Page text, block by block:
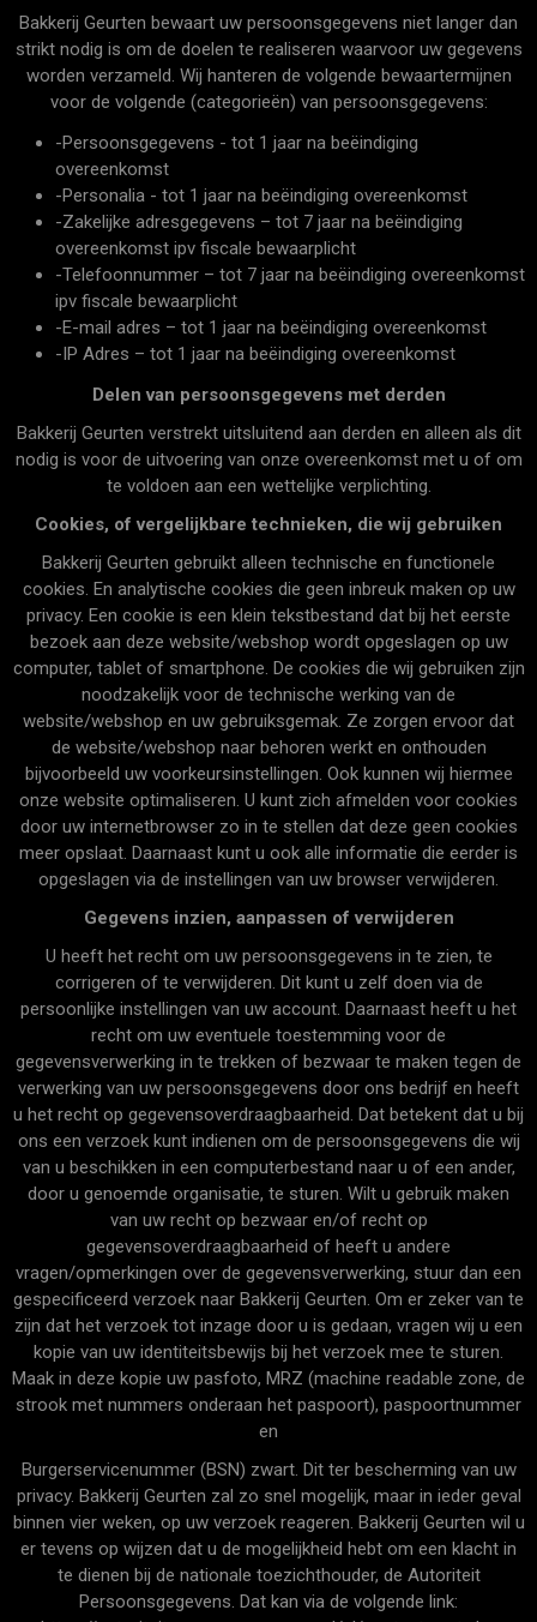
Bakkerij Geurten bewaart uw persoonsgegevens niet langer dan
strikt nodig is om de doelen te realiseren waarvoor uw gegevens
worden verzameld. Wij hanteren de volgende bewaartermijnen
voor de volgende (categorieën) van persoonsgegevens:
-Persoonsgegevens - tot 1 jaar na beëindiging
overeenkomst
-Personalia - tot 1 jaar na beëindiging overeenkomst
-Zakelijke adresgegevens – tot 7 jaar na beëindiging
overeenkomst ipv fiscale bewaarplicht
-Telefoonnummer – tot 7 jaar na beëindiging overeenkomst
ipv fiscale bewaarplicht
-E-mail adres – tot 1 jaar na beëindiging overeenkomst
-IP Adres – tot 1 jaar na beëindiging overeenkomst
Delen van persoonsgegevens met derden
Bakkerij Geurten verstrekt uitsluitend aan derden en alleen als dit
nodig is voor de uitvoering van onze overeenkomst met u of om
te voldoen aan een wettelijke verplichting.
Cookies, of vergelijkbare technieken, die wij gebruiken
Bakkerij Geurten gebruikt alleen technische en functionele
cookies. En analytische cookies die geen inbreuk maken op uw
privacy. Een cookie is een klein tekstbestand dat bij het eerste
bezoek aan deze website/webshop wordt opgeslagen op uw
computer, tablet of smartphone. De cookies die wij gebruiken zijn
noodzakelijk voor de technische werking van de
website/webshop en uw gebruiksgemak. Ze zorgen ervoor dat
de website/webshop naar behoren werkt en onthouden
bijvoorbeeld uw voorkeursinstellingen. Ook kunnen wij hiermee
onze website optimaliseren. U kunt zich afmelden voor cookies
door uw internetbrowser zo in te stellen dat deze geen cookies
meer opslaat. Daarnaast kunt u ook alle informatie die eerder is
opgeslagen via de instellingen van uw browser verwijderen.
Gegevens inzien, aanpassen of verwijderen
U heeft het recht om uw persoonsgegevens in te zien, te
corrigeren of te verwijderen. Dit kunt u zelf doen via de
persoonlijke instellingen van uw account. Daarnaast heeft u het
recht om uw eventuele toestemming voor de
gegevensverwerking in te trekken of bezwaar te maken tegen de
verwerking van uw persoonsgegevens door ons bedrijf en heeft
u het recht op gegevensoverdraagbaarheid. Dat betekent dat u bij
ons een verzoek kunt indienen om de persoonsgegevens die wij
van u beschikken in een computerbestand naar u of een ander,
door u genoemde organisatie, te sturen. Wilt u gebruik maken
van uw recht op bezwaar en/of recht op
gegevensoverdraagbaarheid of heeft u andere
vragen/opmerkingen over de gegevensverwerking, stuur dan een
gespecificeerd verzoek naar Bakkerij Geurten. Om er zeker van te
zijn dat het verzoek tot inzage door u is gedaan, vragen wij u een
kopie van uw identiteitsbewijs bij het verzoek mee te sturen.
Maak in deze kopie uw pasfoto, MRZ (machine readable zone, de
strook met nummers onderaan het paspoort), paspoortnummer
en
Burgerservicenummer (BSN) zwart. Dit ter bescherming van uw
privacy. Bakkerij Geurten zal zo snel mogelijk, maar in ieder geval
binnen vier weken, op uw verzoek reageren. Bakkerij Geurten wil u
er tevens op wijzen dat u de mogelijkheid hebt om een klacht in
te dienen bij de nationale toezichthouder, de Autoriteit
Persoonsgegevens. Dat kan via de volgende link: